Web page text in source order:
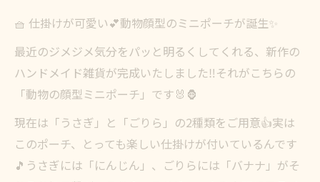
🧺 仕掛けが可愛い💕動物顔型のミニポーチが誕生✨
最近のジメジメ気分をパッと明るくしてくれる、新作の
ハンドメイド雑貨が完成いたしました‼️それがこちらの
「動物の顔型ミニポーチ」です🐰🦍
現在は「うさぎ」と「ごりら」の2種類をご用意👍実は
このポーチ、とっても楽しい仕掛けが付いているんです
🎵うさぎには「にんじん」、ごりらには「バナナ」がそ